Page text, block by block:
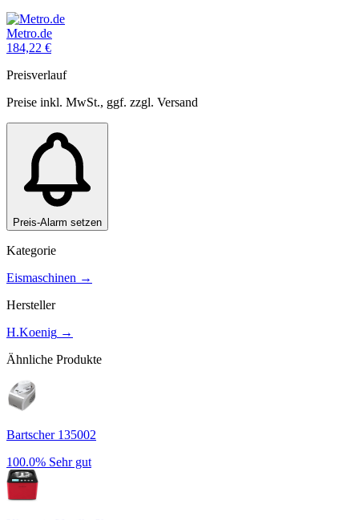
Metro.de
184,22 €
Preisverlauf
Preise inkl. MwSt., ggf. zzgl. Versand
Preis-Alarm setzen
Kategorie
Eismaschinen →
Hersteller
H.Koenig →
Ähnliche Produkte
Bartscher 135002
100.0% Sehr gut